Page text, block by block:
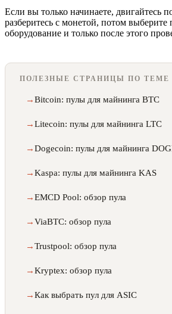
Если вы только начинаете, двигайтесь
разберитесь с монетой, потом выберите
оборудование и только после этого
ПОЛЕЗНЫЕ СТРАНИЦЫ ПО ТЕМЕ
Bitcoin: пулы для майнинга BTC
Litecoin: пулы для майнинга LTC
Dogecoin: пулы для майнинга
Kaspa: пулы для майнинга KAS
EMCD Pool: обзор пула
ViaBTC: обзор пула
Trustpool: обзор пула
Kryptex: обзор пула
Как выбрать пул для ASIC